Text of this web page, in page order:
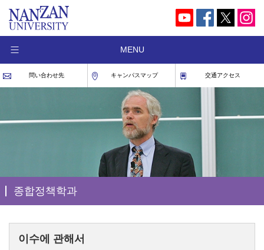
MENU
問い合わせ先 キャンパスマップ 交通アクセス
종합정책학과
이수에 관해서